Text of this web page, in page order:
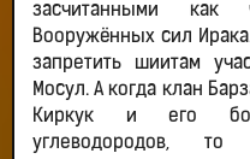
засчитанными как
Вооружённых сил
запретить шиитам
Мосул. А когда клан
Киркук и его
углеводородов, то